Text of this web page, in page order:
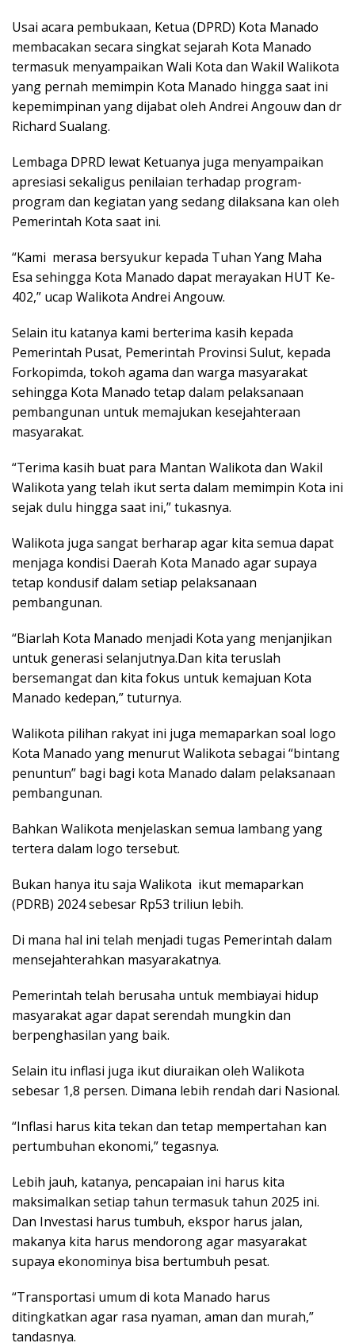
Usai acara pembukaan, Ketua (DPRD) Kota Manado
membacakan secara singkat sejarah Kota Manado
termasuk menyampaikan Wali Kota dan Wakil Walikota
yang pernah memimpin Kota Manado hingga saat ini
kepemimpinan yang dijabat oleh Andrei Angouw dan dr
Richard Sualang.
Lembaga DPRD lewat Ketuanya juga menyampaikan
apresiasi sekaligus penilaian terhadap program-
program dan kegiatan yang sedang dilaksana kan oleh
Pemerintah Kota saat ini.
“Kami merasa bersyukur kepada Tuhan Yang Maha
Esa sehingga Kota Manado dapat merayakan HUT Ke-
402,” ucap Walikota Andrei Angouw.
Selain itu katanya kami berterima kasih kepada
Pemerintah Pusat, Pemerintah Provinsi Sulut, kepada
Forkopimda, tokoh agama dan warga masyarakat
sehingga Kota Manado tetap dalam pelaksanaan
pembangunan untuk memajukan kesejahteraan
masyarakat.
“Terima kasih buat para Mantan Walikota dan Wakil
Walikota yang telah ikut serta dalam memimpin Kota ini
sejak dulu hingga saat ini,” tukasnya.
Walikota juga sangat berharap agar kita semua dapat
menjaga kondisi Daerah Kota Manado agar supaya
tetap kondusif dalam setiap pelaksanaan
pembangunan.
“Biarlah Kota Manado menjadi Kota yang menjanjikan
untuk generasi selanjutnya.Dan kita teruslah
bersemangat dan kita fokus untuk kemajuan Kota
Manado kedepan,” tuturnya.
Walikota pilihan rakyat ini juga memaparkan soal logo
Kota Manado yang menurut Walikota sebagai “bintang
penuntun” bagi bagi kota Manado dalam pelaksanaan
pembangunan.
Bahkan Walikota menjelaskan semua lambang yang
tertera dalam logo tersebut.
Bukan hanya itu saja Walikota ikut memaparkan
(PDRB) 2024 sebesar Rp53 triliun lebih.
Di mana hal ini telah menjadi tugas Pemerintah dalam
mensejahterahkan masyarakatnya.
Pemerintah telah berusaha untuk membiayai hidup
masyarakat agar dapat serendah mungkin dan
berpenghasilan yang baik.
Selain itu inflasi juga ikut diuraikan oleh Walikota
sebesar 1,8 persen. Dimana lebih rendah dari Nasional.
“Inflasi harus kita tekan dan tetap mempertahan kan
pertumbuhan ekonomi,” tegasnya.
Lebih jauh, katanya, pencapaian ini harus kita
maksimalkan setiap tahun termasuk tahun 2025 ini.
Dan Investasi harus tumbuh, ekspor harus jalan,
makanya kita harus mendorong agar masyarakat
supaya ekonominya bisa bertumbuh pesat.
“Transportasi umum di kota Manado harus
ditingkatkan agar rasa nyaman, aman dan murah,”
tandasnya.